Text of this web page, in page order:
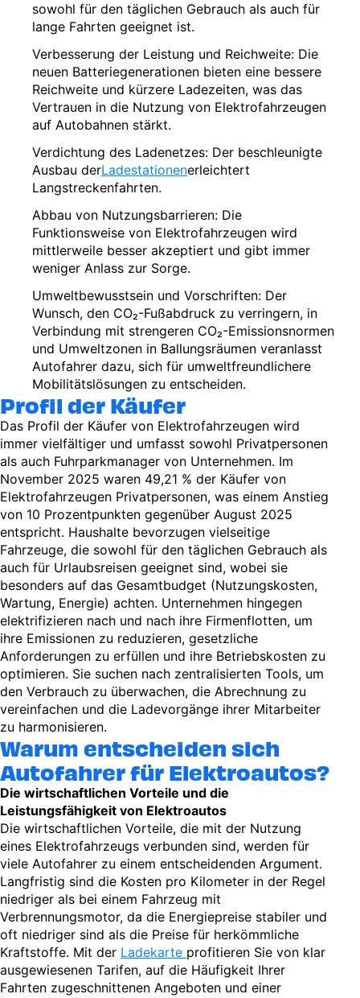
sowohl für den täglichen Gebrauch als auch für
lange Fahrten geeignet ist.
Verbesserung der Leistung und Reichweite: Die
neuen Batteriegenerationen bieten eine bessere
Reichweite und kürzere Ladezeiten, was das
Vertrauen in die Nutzung von Elektrofahrzeugen
auf Autobahnen stärkt.
Verdichtung des Ladenetzes: Der beschleunigte
Ausbau derLadestationenerleichtert
Langstreckenfahrten.
Abbau von Nutzungsbarrieren: Die
Funktionsweise von Elektrofahrzeugen wird
mittlerweile besser akzeptiert und gibt immer
weniger Anlass zur Sorge.
Umweltbewusstsein und Vorschriften: Der
Wunsch, den CO₂-Fußabdruck zu verringern, in
Verbindung mit strengeren CO₂-Emissionsnormen
und Umweltzonen in Ballungsräumen veranlasst
Autofahrer dazu, sich für umweltfreundlichere
Mobilitätslösungen zu entscheiden.
Profil der Käufer
Das Profil der Käufer von Elektrofahrzeugen wird
immer vielfältiger und umfasst sowohl Privatpersonen
als auch Fuhrparkmanager von Unternehmen. Im
November 2025 waren 49,21 % der Käufer von
Elektrofahrzeugen Privatpersonen, was einem Anstieg
von 10 Prozentpunkten gegenüber August 2025
entspricht. Haushalte bevorzugen vielseitige
Fahrzeuge, die sowohl für den täglichen Gebrauch als
auch für Urlaubsreisen geeignet sind, wobei sie
besonders auf das Gesamtbudget (Nutzungskosten,
Wartung, Energie) achten. Unternehmen hingegen
elektrifizieren nach und nach ihre Firmenflotten, um
ihre Emissionen zu reduzieren, gesetzliche
Anforderungen zu erfüllen und ihre Betriebskosten zu
optimieren. Sie suchen nach zentralisierten Tools, um
den Verbrauch zu überwachen, die Abrechnung zu
vereinfachen und die Ladevorgänge ihrer Mitarbeiter
zu harmonisieren.
Warum entscheiden sich
Autofahrer für Elektroautos?
Die wirtschaftlichen Vorteile und die
Leistungsfähigkeit von Elektroautos
Die wirtschaftlichen Vorteile, die mit der Nutzung
eines Elektrofahrzeugs verbunden sind, werden für
viele Autofahrer zu einem entscheidenden Argument.
Langfristig sind die Kosten pro Kilometer in der Regel
niedriger als bei einem Fahrzeug mit
Verbrennungsmotor, da die Energiepreise stabiler und
oft niedriger sind als die Preise für herkömmliche
Kraftstoffe. Mit der Ladekarte profitieren Sie von klar
ausgewiesenen Tarifen, auf die Häufigkeit Ihrer
Fahrten zugeschnittenen Angeboten und einer